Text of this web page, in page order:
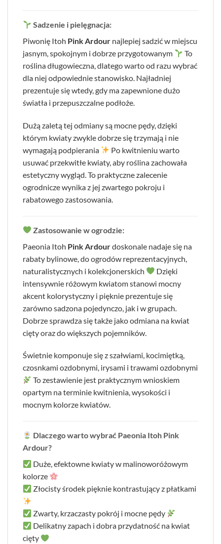
Sadzenie i pielęgnacja:
Piwonię Itoh Pink Ardour najlepiej sadzić w miejscu
jasnym, spokojnym i dobrze przygotowanym
To
roślina długowieczna, dlatego warto od razu wybrać
dla niej odpowiednie stanowisko. Najładniej
prezentuje się wtedy, gdy ma zapewnione dużo
światła i przepuszczalne podłoże.
Dużą zaletą tej odmiany są mocne pędy, dzięki
którym kwiaty zwykle dobrze się trzymają i nie
wymagają podpierania
Po kwitnieniu warto
usuwać przekwitłe kwiaty, aby roślina zachowała
estetyczny wygląd. To praktyczne zalecenie
ogrodnicze wynika z jej zwartego pokroju i
rabatowego zastosowania.
Zastosowanie w ogrodzie:
Paeonia Itoh Pink Ardourdoskonale nadaje się na
rabaty bylinowe, do ogrodów reprezentacyjnych,
naturalistycznych i kolekcjonerskich
Dzięki
intensywnie różowym kwiatom stanowi mocny
akcent kolorystyczny i pięknie prezentuje się
zarówno sadzona pojedynczo, jak i w grupach.
Dobrze sprawdza się także jako odmiana na kwiat
cięty oraz do większych pojemników.
Świetnie komponuje się z szałwiami, kocimiętką,
czosnkami ozdobnymi, irysami i trawami ozdobnymi
To zestawienie jest praktycznym wnioskiem
opartym na terminie kwitnienia, wysokości i
mocnym kolorze kwiatów.
Dlaczego warto wybrać Paeonia Itoh Pink
Ardour?
Duże, efektowne kwiaty w malinoworóżowym
kolorze
Złocisty środek pięknie kontrastujący z płatkami
Zwarty, krzaczasty pokrój i mocne pędy
Delikatny zapach i dobra przydatność na kwiat
cięty